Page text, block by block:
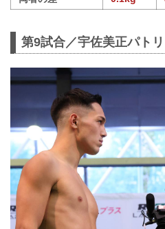
第9試合／宇佐美正パト